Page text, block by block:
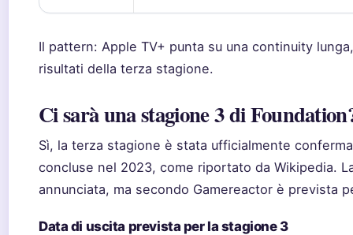
Il pattern: Apple TV+ punta su una continuity
risultati della terza stagione.
Ci sarà una stagione 3 di
Sì, la terza stagione è stata ufficialmente
concluse nel 2023, come riportato da Wikipedia.
annunciata, ma secondo Gamereactor è prevista
Data di uscita prevista per la stagione 3